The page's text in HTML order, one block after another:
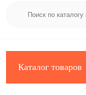
Каталог товаров